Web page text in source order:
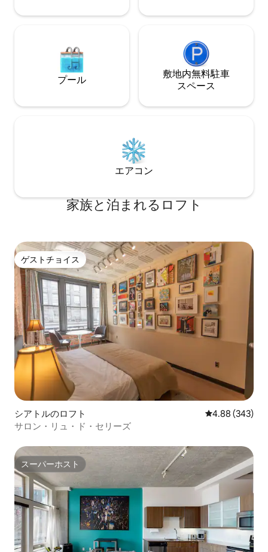
1GBのインターネット速度とAmazon Fire
用いただけるオープンクローゼットがた
くさんあります。 私はいつも旅行の際は
完全に荷物を開けて、そうすることをお
すすめします！ サウスレイクユニオン
ジーとバイオテクノロジー産業の中心地
い。 スペースニードルをはじめとするシ
アトルの素晴らしい観光スポットまで、
あらゆる方向に歩いて行けます。 SLUシ
アトル・ストリートカー（市内）は建物
用できるリンク・ライト・レールに乗っ
て空港まで行くか、キャピトルヒル、バ
設活動の温床であり、現在建物の隣には
何も起こっていませんが、このエリアは
昼間は労働者で活気づいています。 夜は
静かでリラックスできます。
プール
敷地内無料駐⁠車
ス⁠ペ⁠ー⁠ス
エアコン
家族と泊まれるロフト
ゲストチョイス
ゲストチョイス
シアトルのロフト レビュー343
4.88 (343)
サロン・リュ・ド・セリーズ
スーパーホスト
スーパーホスト